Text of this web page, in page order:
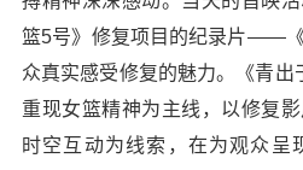
篮5号》修复项目的纪录片——
众真实感受修复的魅力。《青出
重现女篮精神为主线，以修复
时空互动为线索，在为观众呈